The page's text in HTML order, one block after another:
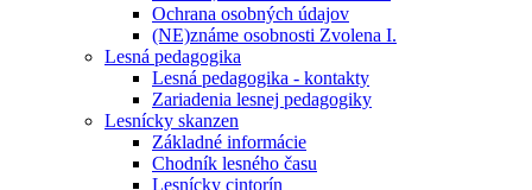
Ochrana osobných údajov
(NE)známe osobnosti Zvolena I.
Lesná pedagogika
Lesná pedagogika - kontakty
Zariadenia lesnej pedagogiky
Lesnícky skanzen
Základné informácie
Chodník lesného času
Lesnícky cintorín